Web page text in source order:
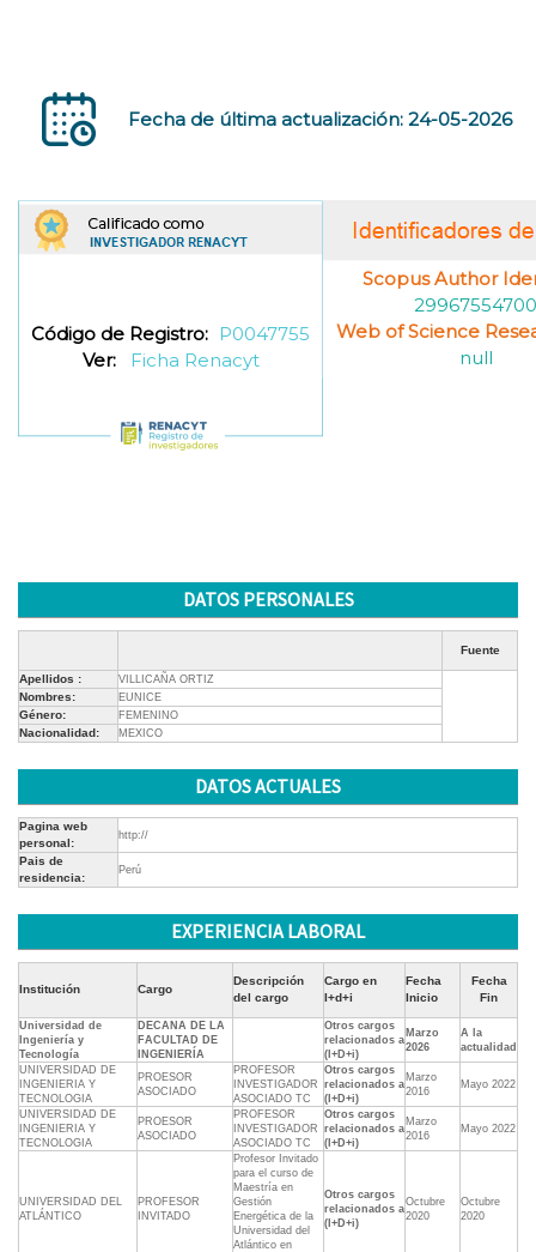
Fecha de última actualización: 24-05-2026
Código de Registro: P0047755
Ver:
Ficha Renacyt
Scopus Author
29967554700
Web of Science
null
DATOS PERSONALES
Fuente
Apellidos : VILLICAÑA ORTIZ
Nombres: EUNICE
Género: FEMENINO
Nacionalidad: MEXICO
DATOS ACTUALES
Pagina web
personal:
http://
Pais de
residencia:
Perú
EXPERIENCIA LABORAL
Institución Cargo
Descripción
del cargo
Cargo en
I+d+i
Fecha
Inicio
Fecha
Fin
Universidad de
Ingeniería y
Tecnología
DECANA DE LA
FACULTAD DE
INGENIERÍA
Otros cargos
relacionados a
(I+D+i)
Marzo
2026
A la
actualidad
UNIVERSIDAD DE
INGENIERIA Y
TECNOLOGIA
PROESOR
ASOCIADO
PROFESOR
INVESTIGADOR
ASOCIADO TC
Otros cargos
relacionados a
(I+D+i)
Marzo
2016
Mayo 2022
UNIVERSIDAD DE
INGENIERIA Y
TECNOLOGIA
PROESOR
ASOCIADO
PROFESOR
INVESTIGADOR
ASOCIADO TC
Otros cargos
relacionados a
(I+D+i)
Marzo
2016
Mayo 2022
UNIVERSIDAD DEL
ATLÁNTICO
PROFESOR
INVITADO
Profesor Invitado
para el curso de
Maestría en
Gestión
Energética de la
Universidad del
Atlántico en
Otros cargos
relacionados a
(I+D+i)
Octubre
2020
Octubre
2020